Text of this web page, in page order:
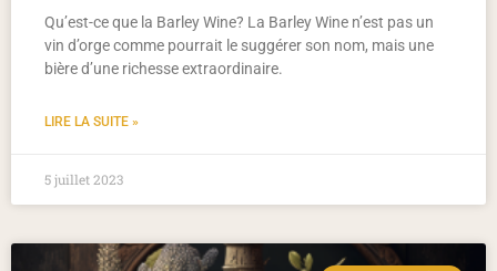
Qu’est-ce que la Barley Wine? La Barley Wine n’est pas un
vin d’orge comme pourrait le suggérer son nom, mais une
bière d’une richesse extraordinaire.
LIRE LA SUITE »
5 juillet 2023